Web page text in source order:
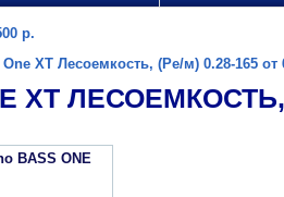
р.
One XT Лесоемкость, (Ре/м) 0.28-165 от
XT
BASS ONE